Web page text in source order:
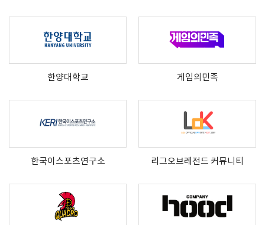
한양대학교 게임의민족
한국이스포츠연구소 리그오브레전드 커뮤니티